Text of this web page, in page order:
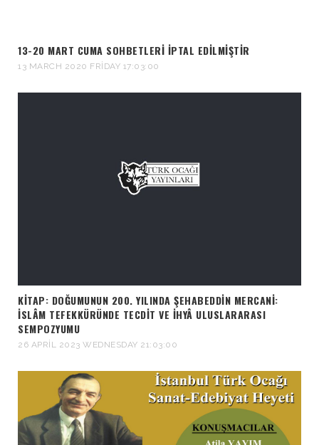
13-20 MART CUMA SOHBETLERI İPTAL EDILMIŞTIR
13 MARCH 2020 FRIDAY 17:03:00
KITAP: DOĞUMUNUN 200. YILINDA ŞEHABEDDİN MERCANİ:
İSLÂM TEFEKKÜRÜNDE TECDİT VE İHYÂ ULUSLARARASI
SEMPOZYUMU
26 APRIL 2023 WEDNESDAY 21:03:00